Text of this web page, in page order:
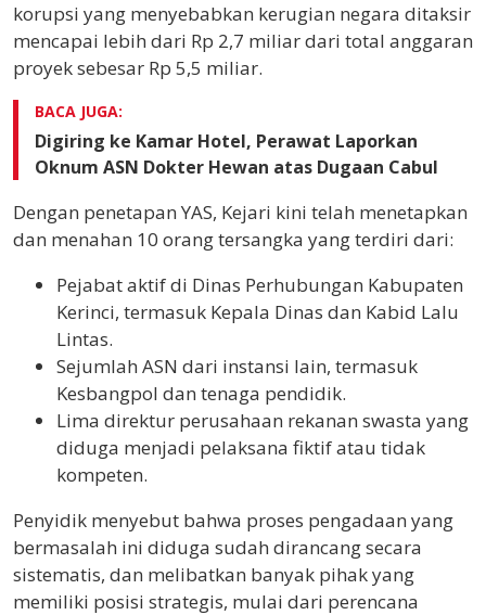
korupsi yang menyebabkan kerugian negara ditaksir
mencapai lebih dari Rp 2,7 miliar dari total anggaran
proyek sebesar Rp 5,5 miliar.
BACA JUGA:
Digiring ke Kamar Hotel, Perawat Laporkan
Oknum ASN Dokter Hewan atas Dugaan Cabul
Dengan penetapan YAS, Kejari kini telah menetapkan
dan menahan 10 orang tersangka yang terdiri dari:
Pejabat aktif di Dinas Perhubungan Kabupaten
Kerinci, termasuk Kepala Dinas dan Kabid Lalu
Lintas.
Sejumlah ASN dari instansi lain, termasuk
Kesbangpol dan tenaga pendidik.
Lima direktur perusahaan rekanan swasta yang
diduga menjadi pelaksana fiktif atau tidak
kompeten.
Penyidik menyebut bahwa proses pengadaan yang
bermasalah ini diduga sudah dirancang secara
sistematis, dan melibatkan banyak pihak yang
memiliki posisi strategis, mulai dari perencana